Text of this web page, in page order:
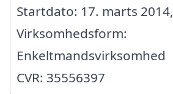
Startdato: 17. marts 2014,
Virksomhedsform:
Enkeltmandsvirksomhed
CVR: 35556397